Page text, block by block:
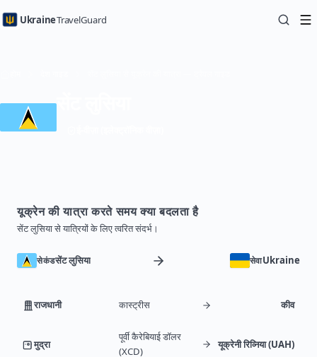
UkraineTravelGuard
यूक्रेन की यात्रा करते समय क्या बदलता है
सेंट लुसिया से यात्रियों के लिए त्वरित संदर्भ।
सेकंडसेंट लुसिया सेवाUkraine
राजधानी कास्ट्रीस कीव
मुद्रा
पूर्वी कैरेबियाई डॉलर
(XCD)
यूक्रेनी रिव्निया (UAH)